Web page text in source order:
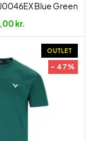
Blue Green
kr.
OUTLET
- 47%